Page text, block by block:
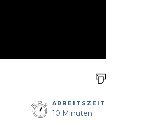
ARBEITSZEIT
10 Minuten